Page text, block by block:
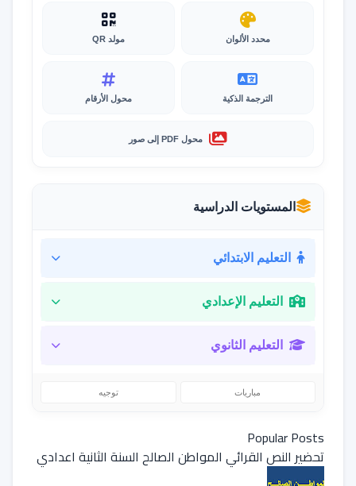
محدد الألوان مولد QR
الترجمة الذكية محول الأرقام
محول PDF إلى صور
المستويات الدراسية
التعليم الابتدائي
التعليم الإعدادي
التعليم الثانوي
مباريات توجيه
Popular Posts
تحضير النص القرائي المواطن الصالح السنة الثانية اعدادي